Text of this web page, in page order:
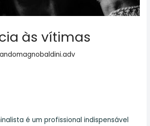
às vítimas
é um profissional indispensável